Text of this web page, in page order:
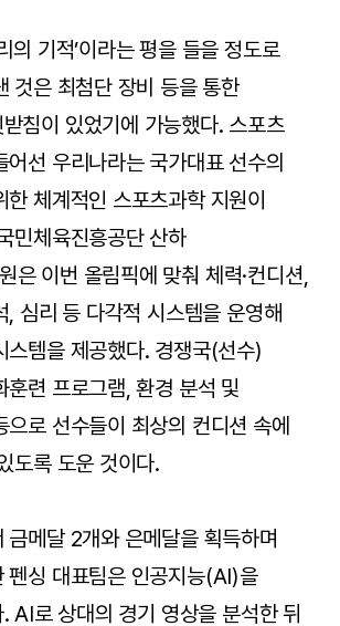
의 기적’이라는 평을 들을 정도로
것은 최첨단 장비 등을 통한
침이 있었기에 가능했다. 스포츠
어선 우리나라는 국가대표 선수의
체계적인 스포츠과학 지원이
민체육진흥공단 산하
은 이번 올림픽에 맞춰 체력·컨디션,
, 심리 등 다각적 시스템을 운영해
스템을 제공했다. 경쟁국(선수)
훈련 프로그램, 환경 분석 및
으로 선수들이 최상의 컨디션 속에
도록 도운 것이다.
금메달 2개와 은메달을 획득하며
펜싱 대표팀은 인공지능(AI)을
AI로 상대의 경기 영상을 분석한 뒤